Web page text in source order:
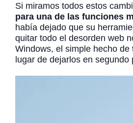
Si miramos todos estos
para una de las funciones
había dejado que su
quitar todo el desorden web
Windows, el simple hecho de
lugar de dejarlos en